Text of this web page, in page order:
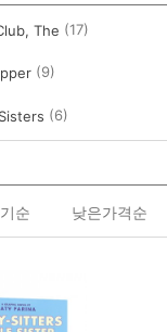
The (17)
(9)
(6)
순 낮은가격순